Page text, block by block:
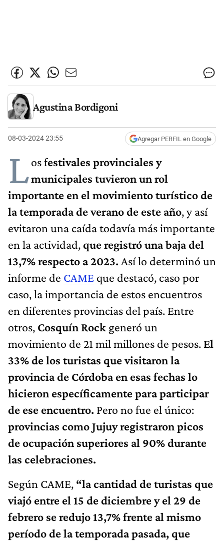
Agustina Bordigoni
08-03-2024 23:55 Agregar PERFIL en Google
Los festivales provinciales y
municipales tuvieron un rol
importante en el movimiento turístico de
la temporada de verano de este año, y así
evitaron una caída todavía más importante
en la actividad, que registró una baja del
13,7% respecto a 2023. Así lo determinó un
informe de CAME que destacó, caso por
caso, la importancia de estos encuentros
en diferentes provincias del país. Entre
otros, Cosquín Rock generó un
movimiento de 21 mil millones de pesos. El
33% de los turistas que visitaron la
provincia de Córdoba en esas fechas lo
hicieron específicamente para participar
de ese encuentro. Pero no fue el único:
provincias como Jujuy registraron picos
de ocupación superiores al 90% durante
las celebraciones.
Según CAME, “la cantidad de turistas que
viajó entre el 15 de diciembre y el 29 de
febrero se redujo 13,7% frente al mismo
período de la temporada pasada, que